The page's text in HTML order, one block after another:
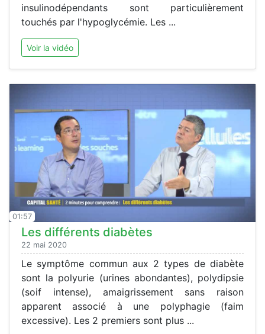
insulinodépendants sont particulièrement
touchés par l'hypoglycémie. Les ...
Voir la vidéo
01:57
Les différents diabètes
22 mai 2020
Le symptôme commun aux 2 types de diabète
sont la polyurie (urines abondantes), polydipsie
(soif intense), amaigrissement sans raison
apparent associé à une polyphagie (faim
excessive). Les 2 premiers sont plus ...